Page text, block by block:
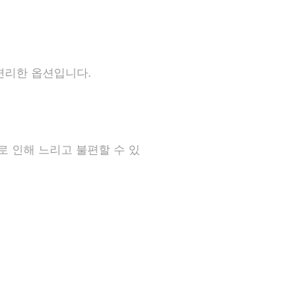
한 옵션입니다.
인해 느리고 불편할 수 있